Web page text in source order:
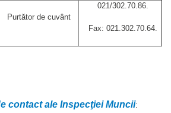
Purtător de cuvânt
021/302.70.86.
Fax: 021.302.70.64.
contact ale Inspecţiei Muncii: